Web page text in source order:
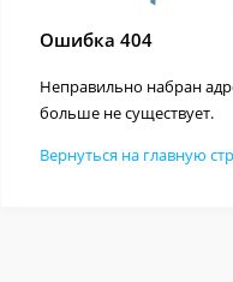
Ошибка 404
Неправильно набран
больше не существует.
Вернуться на главную